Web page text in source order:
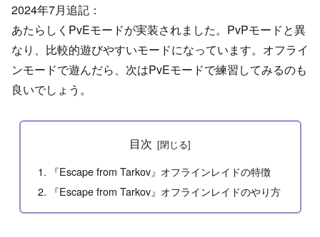
2024年7月追記：
あたらしくPvEモードが実装されました。PvPモードと異
なり、比較的遊びやすいモードになっています。オフライ
ンモードで遊んだら、次はPvEモードで練習してみるのも
良いでしょう。
目次
『Escape from Tarkov』オフラインレイドの特徴
『Escape from Tarkov』オフラインレイドのやり方